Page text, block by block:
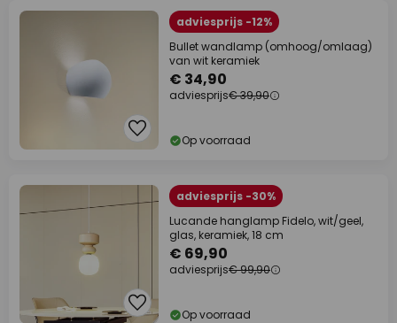
adviesprijs -12%
Bullet wandlamp (omhoog/omlaag)
van wit keramiek
€ 34,90
adviesprijs€ 39,90
Op voorraad
adviesprijs -30%
Lucande hanglamp Fidelo, wit/geel,
glas, keramiek, 18 cm
€ 69,90
adviesprijs€ 99,90
Op voorraad